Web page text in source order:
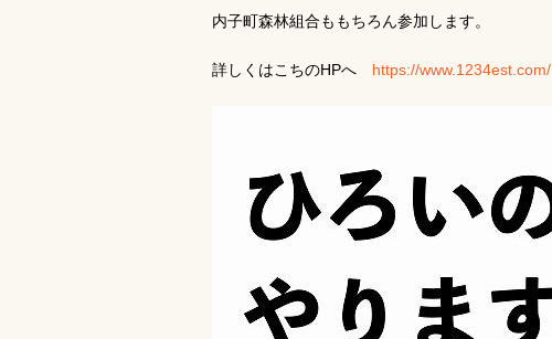
内子町森林組合ももちろん参加します。
詳しくはこちのHPへ https://www.1234est.com/